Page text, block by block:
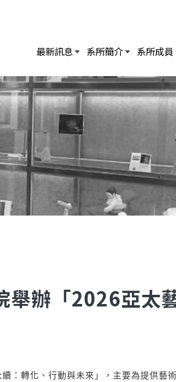
最新訊息 系所簡介 系所成員
舉辦「2026亞太
：轉化、行動與未來」，主要為提供藝